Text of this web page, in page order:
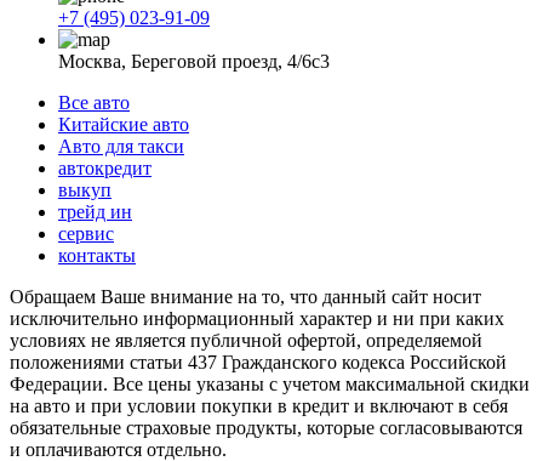
+7 (495) 023-91-09
Москва, Береговой проезд, 4/6с3
Все авто
Китайские авто
Авто для такси
автокредит
выкуп
трейд ин
сервис
контакты
Обращаем Ваше внимание на то, что данный сайт носит
исключительно информационный характер и ни при каких
условиях не является публичной офертой, определяемой
положениями статьи 437 Гражданского кодекса Российской
Федерации. Все цены указаны с учетом максимальной скидки
на авто и при условии покупки в кредит и включают в себя
обязательные страховые продукты, которые согласовываются
и оплачиваются отдельно.